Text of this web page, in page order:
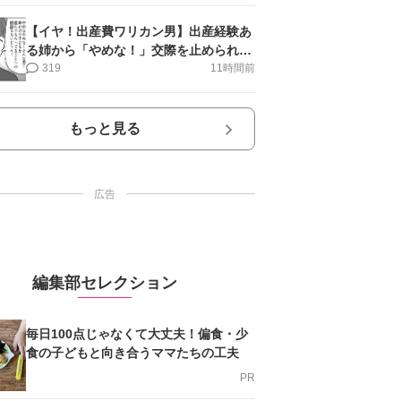
【イヤ！出産費ワリカン男】出産経験あ
る姉から「やめな！」交際を止められ＜
第12話＞#4コマ母道場
11時間前
319
もっと見る
広告
編集部セレクション
毎日100点じゃなくて大丈夫！偏食・少
食の子どもと向き合うママたちの工夫
PR